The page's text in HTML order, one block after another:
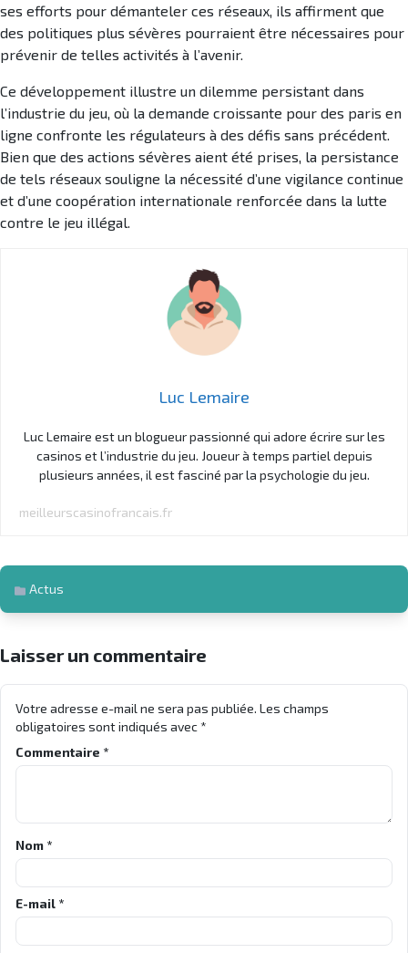
ses efforts pour démanteler ces réseaux, ils affirment que
des politiques plus sévères pourraient être nécessaires pour
prévenir de telles activités à l’avenir.
Ce développement illustre un dilemme persistant dans
l’industrie du jeu, où la demande croissante pour des paris en
ligne confronte les régulateurs à des défis sans précédent.
Bien que des actions sévères aient été prises, la persistance
de tels réseaux souligne la nécessité d’une vigilance continue
et d’une coopération internationale renforcée dans la lutte
contre le jeu illégal.
Luc Lemaire
Luc Lemaire est un blogueur passionné qui adore écrire sur les
casinos et l’industrie du jeu. Joueur à temps partiel depuis
plusieurs années, il est fasciné par la psychologie du jeu.
meilleurscasinofrancais.fr
Actus
Laisser un commentaire
Votre adresse e-mail ne sera pas publiée. Les champs
obligatoires sont indiqués avec*
Commentaire *
Nom *
E-mail *